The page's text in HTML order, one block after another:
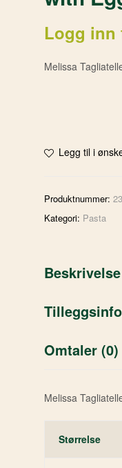
Logg inn
Melissa
Legg til i
Produktnummer:
Kategori: Pasta
Beskrivelse
Omtaler (0)
Melissa
Størrelse